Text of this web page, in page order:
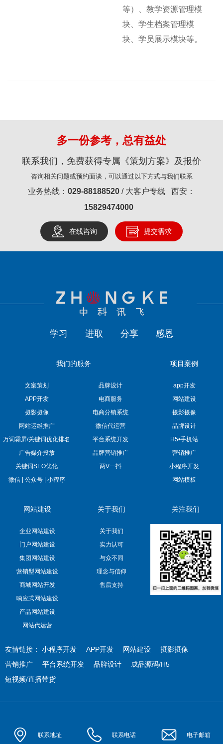
等）、教学资源管理模
块、学生档案管理模
块、学员展示模块等。
多一份参考，总有益处
联系我们，免费获得专属《策划方案》及报价
咨询相关问题或预约面谈，可以通过以下方式与我们联系
业务热线： 029-88188520 / 大客户专线 西安：
15829474000
在线咨询 提交需求
学习 进取 分享 感恩
我们的服务
文案策划
品牌设计
APP开发
电商服务
摄影摄像
电商分销系统
网站运维推广
微信代运营
万词霸屏/关键词优化排名
平台系统开发
广告媒介投放
品牌营销推广
关键词SEO优化
两V一抖
微信 | 公众号 | 小程序
项目案例
app开发
网站建设
摄影摄像
品牌设计
H5•手机站
营销推广
小程序开发
网站模板
网站建设
企业网站建设
门户网站建设
集团网站建设
营销型网站建设
商城网站开发
响应式网站建设
产品网站建设
网站代运营
关于我们
关于我们
实力认可
与众不同
理念与信仰
售后支持
关注我们
友情链接： 小程序开发 APP开发 网站建设
摄影摄像
营销推广
平台系统开发 品牌设计
成品源码/H5
短视频/直播带货
联系地址 联系电话 电子邮箱